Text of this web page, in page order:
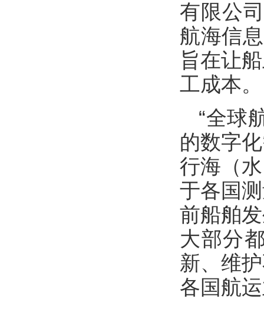
有限公
航海信
旨在让
工成本。
“全球
的数字
行海（
于各国
前船舶
大部分
新、维
各国航